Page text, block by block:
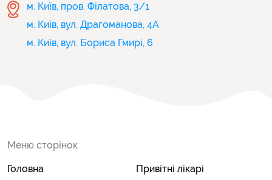
м. Київ, пров. Філатова, 3/1
м. Київ, вул. Драгоманова, 4А
м. Київ, вул. Бориса Гмирі, 6
Меню сторінок
Головна
Привітні лікарі